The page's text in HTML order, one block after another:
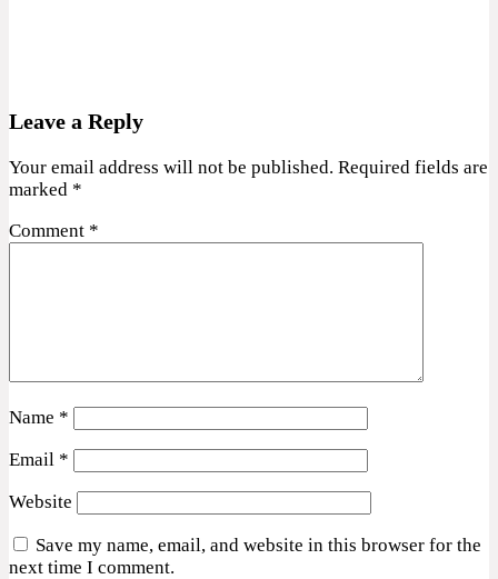
Leave a Reply
Your email address will not be published. Required fields are
marked *
Comment *
Name *
Email *
Website
Save my name, email, and website in this browser for the
next time I comment.